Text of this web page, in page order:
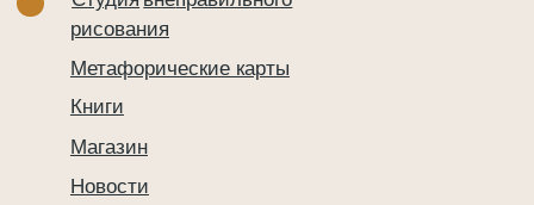
Карта сайта